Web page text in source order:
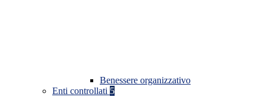
Benessere organizzativo
Enti controllati 5